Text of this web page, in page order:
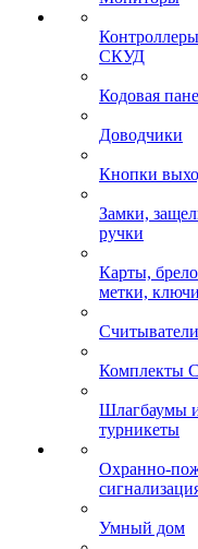
Контроллеры
СКУД
Кодовая
Доводчики
Кнопки
Замки,
ручки
Карты,
метки, ключи
Считыватели
Комплекты
Шлагбаумы
турникеты
Охранно-
Умный дом